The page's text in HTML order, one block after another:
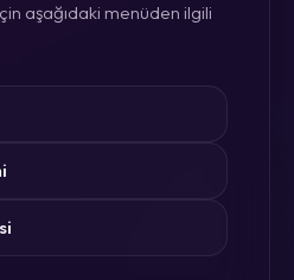
aşağıdaki menüden ilgili